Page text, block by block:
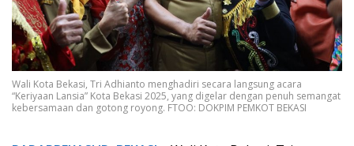
Wali Kota Bekasi, Tri Adhianto menghadiri secara langsung acara
“Keriyaan Lansia” Kota Bekasi 2025, yang digelar dengan penuh semangat
kebersamaan dan gotong royong. FTOO: DOKPIM PEMKOT BEKASI